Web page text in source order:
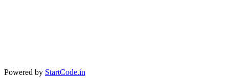
Powered by StartCode.in